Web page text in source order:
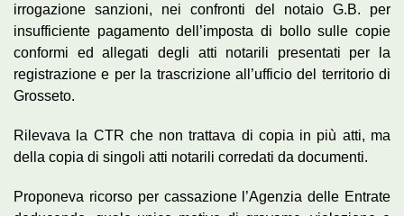
irrogazione sanzioni, nei confronti del notaio G.B. per
insufficiente pagamento dell’imposta di bollo sulle copie
conformi ed allegati degli atti notarili presentati per la
registrazione e per la trascrizione all’ufficio del territorio di
Grosseto.
Rilevava la CTR che non trattava di copia in più atti, ma
della copia di singoli atti notarili corredati da documenti.
Proponeva ricorso per cassazione l’Agenzia delle Entrate